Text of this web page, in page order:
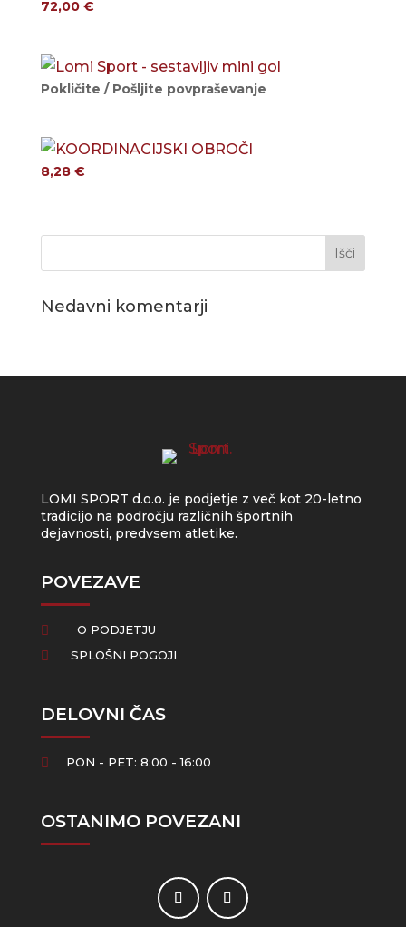
72,00 €
Pokličite / Pošljite povpraševanje
8,28 €
Nedavni komentarji
LOMI SPORT d.o.o. je podjetje z več kot 20-letno
tradicijo na področju različnih športnih
dejavnosti, predvsem atletike.
POVEZAVE

O PODJETJU

SPLOŠNI POGOJI
DELOVNI ČAS
 PON - PET: 8:00 - 16:00
OSTANIMO POVEZANI